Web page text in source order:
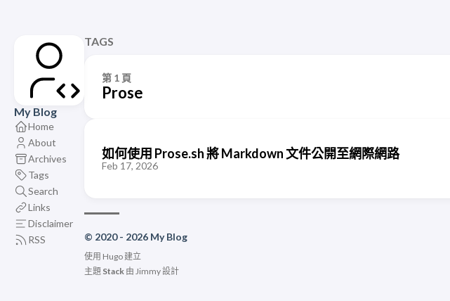
My Blog
Home
About
Archives
Tags
Search
Links
Disclaimer
RSS
TAGS
第 1 頁
Prose
如何使用 Prose.sh 將 Markdown 文件公開至網際網路
Feb 17, 2026
© 2020 - 2026 My Blog
使用 Hugo建立
主題 Stack 由 Jimmy設計